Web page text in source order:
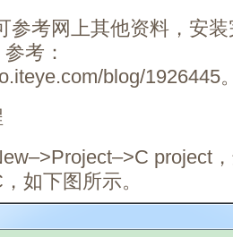
参考网上其他资料，安
考：
blog/1926445
project
如下图所示。